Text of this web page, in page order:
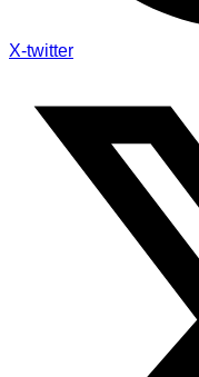
X-twitter